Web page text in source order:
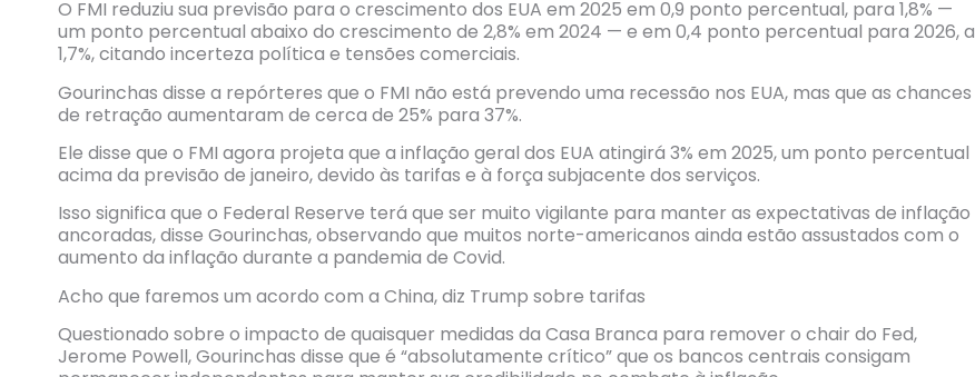
O FMI reduziu sua previsão para o crescimento dos EUA em 2025 em 0,9 ponto percentual, para 1,8% —
um ponto percentual abaixo do crescimento de 2,8% em 2024 — e em 0,4 ponto percentual para 2026, a
1,7%, citando incerteza política e tensões comerciais.
Gourinchas disse a repórteres que o FMI não está prevendo uma recessão nos EUA, mas que as chances
de retração aumentaram de cerca de 25% para 37%.
Ele disse que o FMI agora projeta que a inflação geral dos EUA atingirá 3% em 2025, um ponto percentual
acima da previsão de janeiro, devido às tarifas e à força subjacente dos serviços.
Isso significa que o Federal Reserve terá que ser muito vigilante para manter as expectativas de inflação
ancoradas, disse Gourinchas, observando que muitos norte-americanos ainda estão assustados com o
aumento da inflação durante a pandemia de Covid.
Acho que faremos um acordo com a China, diz Trump sobre tarifas
Questionado sobre o impacto de quaisquer medidas da Casa Branca para remover o chair do Fed,
Jerome Powell, Gourinchas disse que é “absolutamente crítico” que os bancos centrais consigam